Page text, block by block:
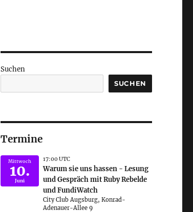
Suchen
SUCHEN
Termine
Mittwoch
10.
Juni
17:00 UTC
Warum sie uns hassen - Lesung
und Gespräch mit Ruby Rebelde
und FundiWatch
City Club Augsburg, Konrad-
Adenauer-Allee 9